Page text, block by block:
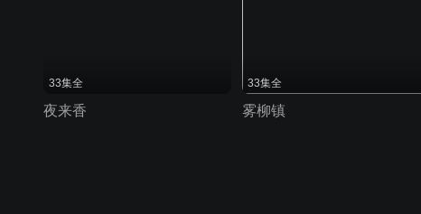
33集全
夜来香
33集全
雾柳镇